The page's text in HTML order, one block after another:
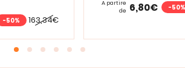
163,34€
-50%
A partire
de 6,80€ -50%